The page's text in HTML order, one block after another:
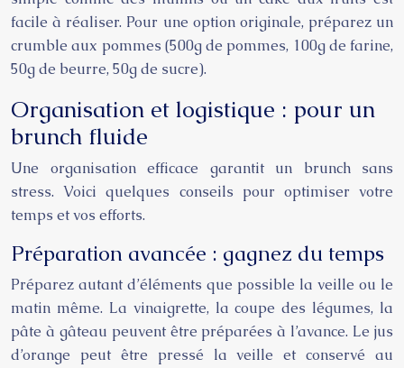
facile à réaliser. Pour une option originale, préparez un
crumble aux pommes (500g de pommes, 100g de farine,
50g de beurre, 50g de sucre).
Organisation et logistique : pour un
brunch fluide
Une organisation efficace garantit un brunch sans
stress. Voici quelques conseils pour optimiser votre
temps et vos efforts.
Préparation avancée : gagnez du temps
Préparez autant d’éléments que possible la veille ou le
matin même. La vinaigrette, la coupe des légumes, la
pâte à gâteau peuvent être préparées à l’avance. Le jus
d’orange peut être pressé la veille et conservé au